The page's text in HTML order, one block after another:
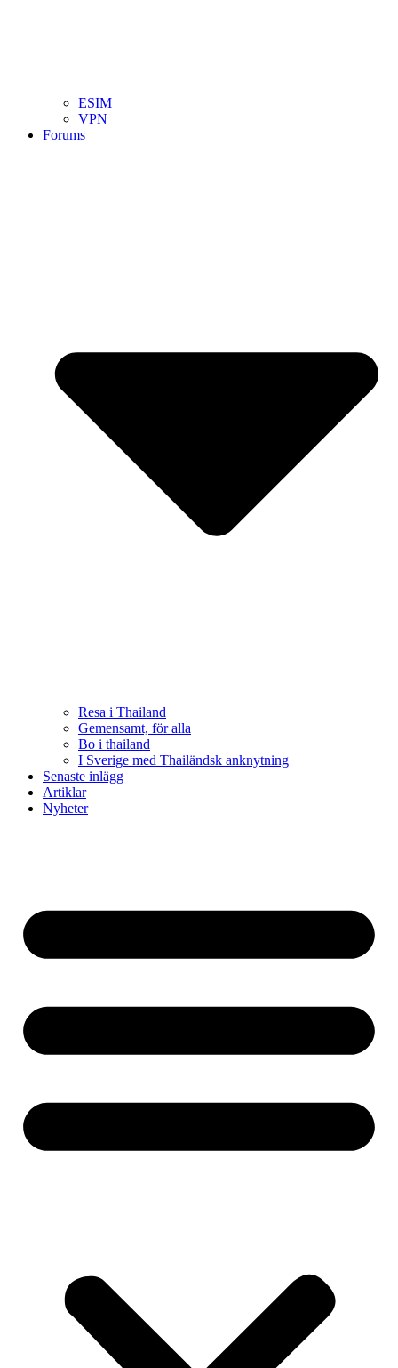
ESIM
VPN
Forums
Resa i Thailand
Gemensamt, för alla
Bo i thailand
I Sverige med Thailändsk anknytning
Senaste inlägg
Artiklar
Nyheter